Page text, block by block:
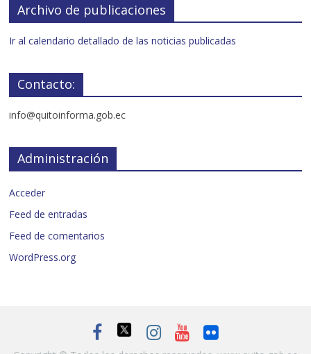
Archivo de publicaciones
Ir al calendario detallado de las noticias publicadas
Contacto:
info@quitoinforma.gob.ec
Administración
Acceder
Feed de entradas
Feed de comentarios
WordPress.org